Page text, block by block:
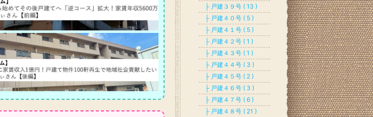
├ 戸建３９号 ( 13 )
├ 戸建４０号 ( 5 )
├ 戸建４１号 ( 5 )
├ 戸建４２号 ( 1 )
├ 戸建４３号 ( 1 )
├ 戸建４４号 ( 3 )
├ 戸建４５号 ( 2 )
├ 戸建４６号 ( 3 )
├ 戸建４７号 ( 6 )
├ 戸建４８号 ( 21 )